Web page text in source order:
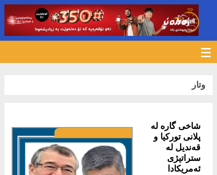
وتار
شاخی گارە لە
پلانی تورکیا و
قەندیل لە
ستراتیژی
ئەمریکادا